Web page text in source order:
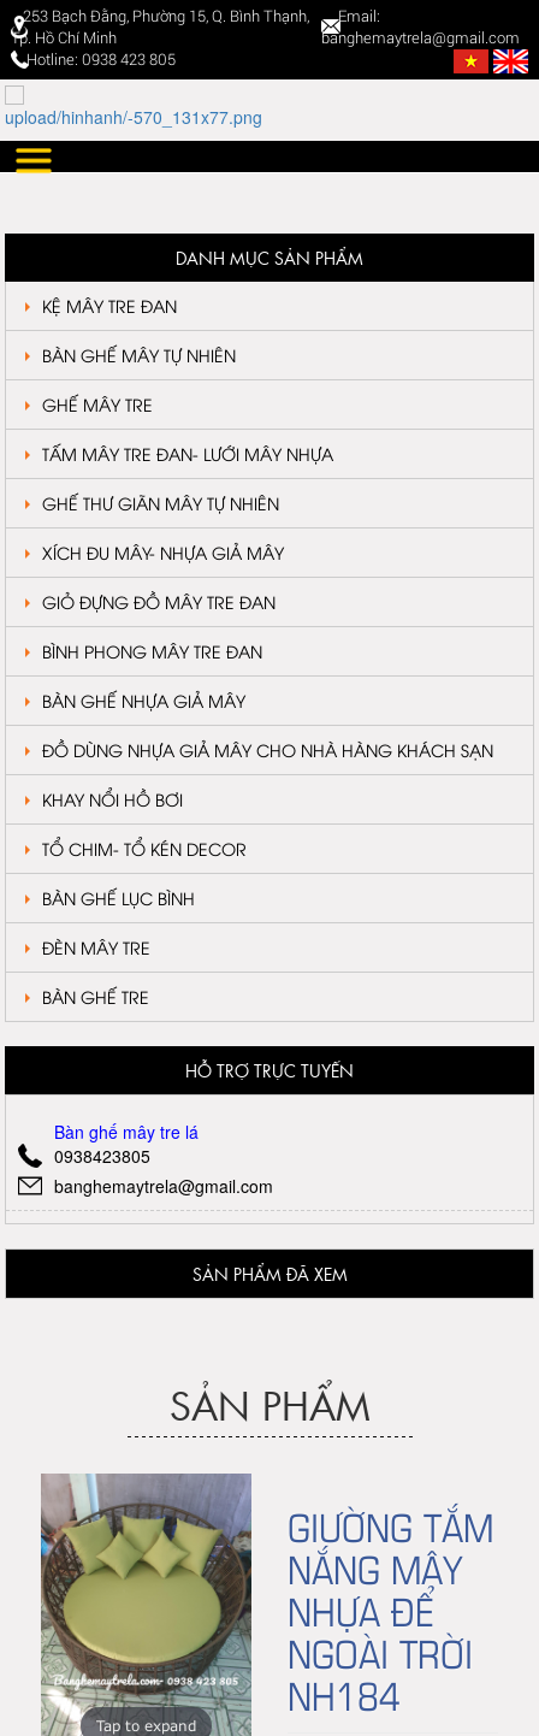
253 Bạch Đằng, Phường 15, Q. Bình Thạnh,
Tp. Hồ Chí Minh
Email:
banghemaytrela@gmail.com
Hotline: 0938 423 805
DANH MỤC SẢN PHẨM
KỆ MÂY TRE ĐAN
BÀN GHẾ MÂY TỰ NHIÊN
GHẾ MÂY TRE
TẤM MÂY TRE ĐAN- LƯỚI MÂY NHỰA
GHẾ THƯ GIÃN MÂY TỰ NHIÊN
XÍCH ĐU MÂY- NHỰA GIẢ MÂY
GIỎ ĐỰNG ĐỒ MÂY TRE ĐAN
BÌNH PHONG MÂY TRE ĐAN
BÀN GHẾ NHỰA GIẢ MÂY
ĐỒ DÙNG NHỰA GIẢ MÂY CHO NHÀ HÀNG KHÁCH SẠN
KHAY NỔI HỒ BƠI
TỔ CHIM- TỔ KÉN DECOR
BÀN GHẾ LỤC BÌNH
ĐÈN MÂY TRE
BÀN GHẾ TRE
HỖ TRỢ TRỰC TUYẾN
Bàn ghế mây tre lá
0938423805
banghemaytrela@gmail.com
SẢN PHẨM ĐÃ XEM
SẢN PHẨM
Tap to expand
GIƯỜNG TẮM
NẮNG MÂY
NHỰA ĐỂ
NGOÀI TRỜI
NH184